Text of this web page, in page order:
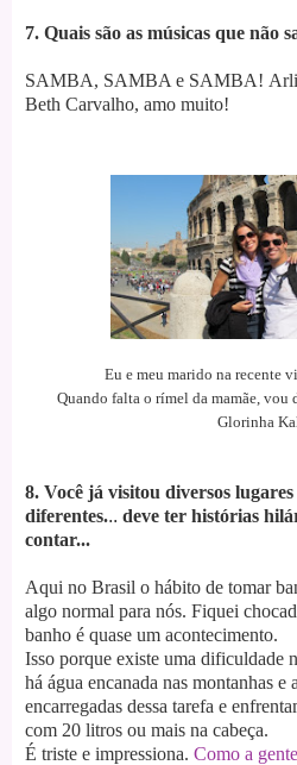
7. Quais são as músicas que não
SAMBA, SAMBA e SAMBA!
Beth Carvalho, amo muito!
Eu e meu marido na recente
Quando falta o rímel da mamãe, vou
Glorinha
8. Você já visitou diversos
diferentes... deve ter histórias
contar...
Aqui no Brasil o hábito de tomar
algo normal para nós. Fiquei
banho é quase um acontecimento.
Isso porque existe uma dificuldade
há água encanada nas montanhas e
encarregadas dessa tarefa e
com 20 litros ou mais na cabeça.
É triste e impressiona. Como a